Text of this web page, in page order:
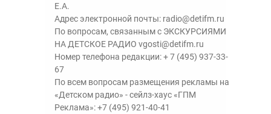
Е.А.
Адрес электронной почты: radio@detifm.ru
По вопросам, связанным с ЭКСКУРСИЯМИ
НА ДЕТСКОЕ РАДИО vgosti@detifm.ru
Номер телефона редакции:+ 7 (495) 937-33-
67
По всем вопросам размещения рекламы на
«Детском радио» - сейлз-хаус «ГПМ
Реклама»:+7 (495) 921-40-41